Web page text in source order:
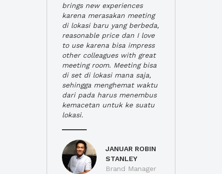
brings new experiences
karena merasakan meeting
di lokasi baru yang berbeda,
reasonable price dan I love
to use karena bisa impress
other colleagues with great
meeting room. Meeting bisa
di set di lokasi mana saja,
sehingga menghemat waktu
dari pada harus menembus
kemacetan untuk ke suatu
lokasi.
JANUAR ROBIN
STANLEY
Brand Manager